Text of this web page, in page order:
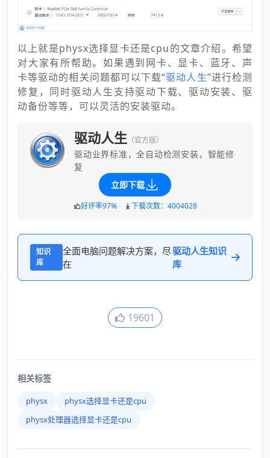
以上就是physx选择显卡还是cpu的文章介绍。希望
对大家有所帮助。如果遇到网卡、显卡、蓝牙、声
卡等驱动的相关问题都可以下载“驱动人生”进行检测
修复，同时驱动人生支持驱动下载、驱动安装、驱
动备份等等，可以灵活的安装驱动。
驱动人生 （官方版）
驱动业界标准，全自动检测安装，智能修
复
立即下载
好评率97% 下载次数：4004028
知识
库
全面电脑问题解决方案，尽
在
驱动人生知识
库
19601
相关标签
physx
physx选择显卡还是cpu
physx处理器选择显卡还是cpu